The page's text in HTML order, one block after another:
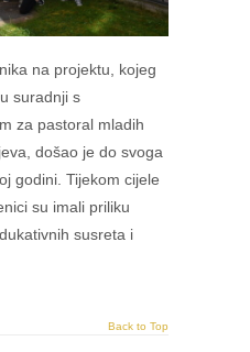
na projektu, kojeg
suradnji s
za pastoral mladih
došao je do svoga
godini. Tijekom cijele
su imali priliku
susreta i
Back to Top